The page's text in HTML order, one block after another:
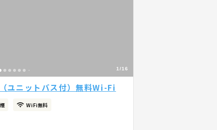
1/16
ユニットバス付）無料Wi-Fi
WiFi無料